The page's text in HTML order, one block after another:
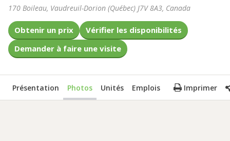
170 Boileau, Vaudreuil-Dorion (Québec) J7V 8A3, Canada
Obtenir un prix
Vérifier les disponibilités
Demander à faire une visite
Présentation Photos Unités Emplois Imprimer